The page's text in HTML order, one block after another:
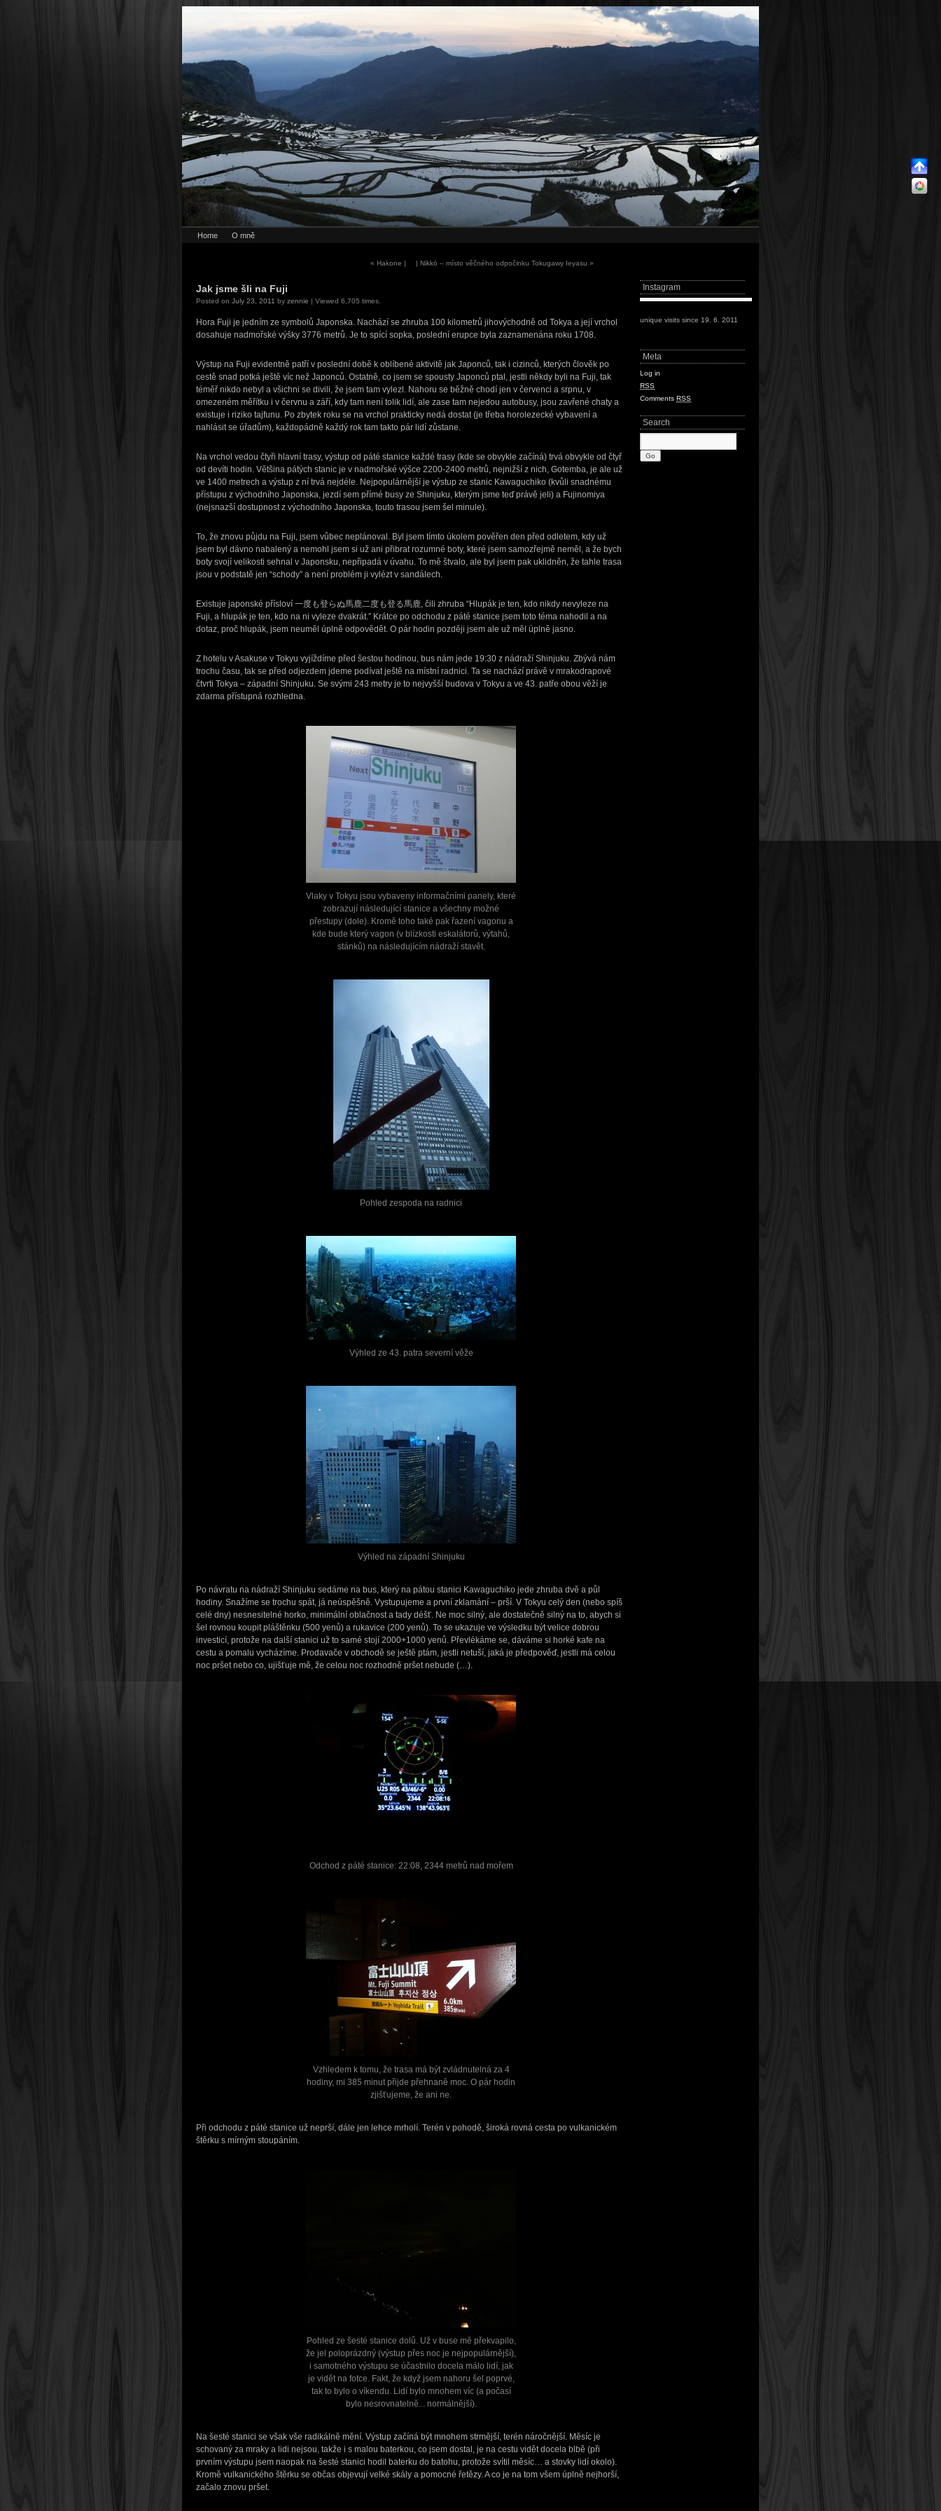
Home O mně
« Hakone | | Nikkō – místo věčného odpočinku Tokugawy Ieyasu »
Jak jsme šli na Fuji
Posted on July 23, 2011 by zennie | Viewed 6,705 times.
Hora Fuji je jedním ze symbolů Japonska. Nachází se zhruba 100 kilometrů jihovýchodně od Tokya a její vrchol
dosahuje nadmořské výšky 3776 metrů. Je to spící sopka, poslední erupce byla zaznamenána roku 1708.
Výstup na Fuji evidentně patří v poslední době k oblíbené aktivitě jak Japonců, tak i cizinců, kterých člověk po
cestě snad potká ještě víc než Japonců. Ostatně, co jsem se spousty Japonců ptal, jestli někdy byli na Fuji, tak
téměř nikdo nebyl a všichni se divili, že jsem tam vylezl. Nahoru se běžně chodí jen v červenci a srpnu, v
omezeném měřítku i v červnu a září, kdy tam není tolik lidí, ale zase tam nejedou autobusy, jsou zavřené chaty a
existuje i riziko tajfunu. Po zbytek roku se na vrchol prakticky nedá dostat (je třeba horolezecké vybavení a
nahlásit se úřadům), každopádně každý rok tam takto pár lidí zůstane.
Na vrchol vedou čtyři hlavní trasy, výstup od páté stanice každé trasy (kde se obvykle začíná) trvá obvykle od čtyř
od devíti hodin. Většina pátých stanic je v nadmořské výšce 2200-2400 metrů, nejnižší z nich, Gotemba, je ale už
ve 1400 metrech a výstup z ní trvá nejdéle. Nejpopulárnější je výstup ze stanic Kawaguchiko (kvůli snadnému
přístupu z východního Japonska, jezdí sem přímé busy ze Shinjuku, kterým jsme teď právě jeli) a Fujinomiya
(nejsnazší dostupnost z východního Japonska, touto trasou jsem šel minule).
To, že znovu půjdu na Fuji, jsem vůbec neplánoval. Byl jsem tímto úkolem pověřen den před odletem, kdy už
jsem byl dávno nabalený a nemohl jsem si už ani přibrat rozumné boty, které jsem samozřejmě neměl, a že bych
boty svojí velikosti sehnal v Japonsku, nepřipadá v úvahu. To mě štvalo, ale byl jsem pak uklidněn, že tahle trasa
jsou v podstatě jen “schody” a není problém ji vylézt v sandálech.
Existuje japonské přísloví 一度も登らぬ馬鹿二度も登る馬鹿, čili zhruba “Hlupák je ten, kdo nikdy nevyleze na
Fuji, a hlupák je ten, kdo na ni vyleze dvakrát.” Krátce po odchodu z páté stanice jsem toto téma nahodil a na
dotaz, proč hlupák, jsem neuměl úplně odpovědět. O pár hodin později jsem ale už měl úplně jasno.
Z hotelu v Asakuse v Tokyu vyjíždíme před šestou hodinou, bus nám jede 19:30 z nádraží Shinjuku. Zbývá nám
trochu času, tak se před odjezdem jdeme podívat ještě na místní radnici. Ta se nachází právě v mrakodrapové
čtvrti Tokya – západní Shinjuku. Se svými 243 metry je to nejvyšší budova v Tokyu a ve 43. patře obou věží je
zdarma přístupná rozhledna.
Vlaky v Tokyu jsou vybaveny informačními panely, které
zobrazují následující stanice a všechny možné
přestupy (dole). Kromě toho také pak řazení vagonu a
kde bude který vagon (v blízkosti eskalátorů, výtahů,
stánků) na následujícím nádraží stavět.
Pohled zespoda na radnici
Výhled ze 43. patra severní věže
Výhled na západní Shinjuku
Po návratu na nádraží Shinjuku sedáme na bus, který na pátou stanici Kawaguchiko jede zhruba dvě a půl
hodiny. Snažíme se trochu spát, já neúspěšně. Vystupujeme a první zklamání – prší. V Tokyu celý den (nebo spíš
celé dny) nesnesitelné horko, minimální oblačnost a tady déšť. Ne moc silný, ale dostatečně silný na to, abych si
šel rovnou koupit pláštěnku (500 yenů) a rukavice (200 yenů). To se ukazuje ve výsledku být velice dobrou
investicí, protože na další stanici už to samé stojí 2000+1000 yenů. Převlékáme se, dáváme si horké kafe na
cestu a pomalu vycházíme. Prodavače v obchodě se ještě ptám, jestli netuší, jaká je předpověď, jestli má celou
noc pršet nebo co, ujišťuje mě, že celou noc rozhodně pršet nebude (…).
Odchod z páté stanice: 22:08, 2344 metrů nad mořem
Vzhledem k tomu, že trasa má být zvládnutelná za 4
hodiny, mi 385 minut přijde přehnaně moc. O pár hodin
zjišťujeme, že ani ne.
Při odchodu z páté stanice už neprší, dále jen lehce mrholí. Terén v pohodě, široká rovná cesta po vulkanickém
štěrku s mírným stoupáním.
Pohled ze šesté stanice dolů. Už v buse mě překvapilo,
že jel poloprázdný (výstup přes noc je nejpopulárnější),
i samotného výstupu se účastnilo docela málo lidí, jak
je vidět na fotce. Fakt, že když jsem nahoru šel poprvé,
tak to bylo o víkendu. Lidí bylo mnohem víc (a počasí
bylo nesrovnatelně... normálnější).
Na šesté stanici se však vše radikálně mění. Výstup začíná být mnohem strmější, terén náročnější. Měsíc je
schovaný za mraky a lidi nejsou, takže i s malou baterkou, co jsem dostal, je na cestu vidět docela blbě (při
prvním výstupu jsem naopak na šesté stanici hodil baterku do batohu, protože svítil měsíc… a stovky lidí okolo).
Kromě vulkanického štěrku se občas objevují velké skály a pomocné řetězy. A co je na tom všem úplně nejhorší,
začalo znovu pršet.
Instagram
unique visits since 19. 6. 2011
Meta
Log in
RSS
Comments RSS
Search